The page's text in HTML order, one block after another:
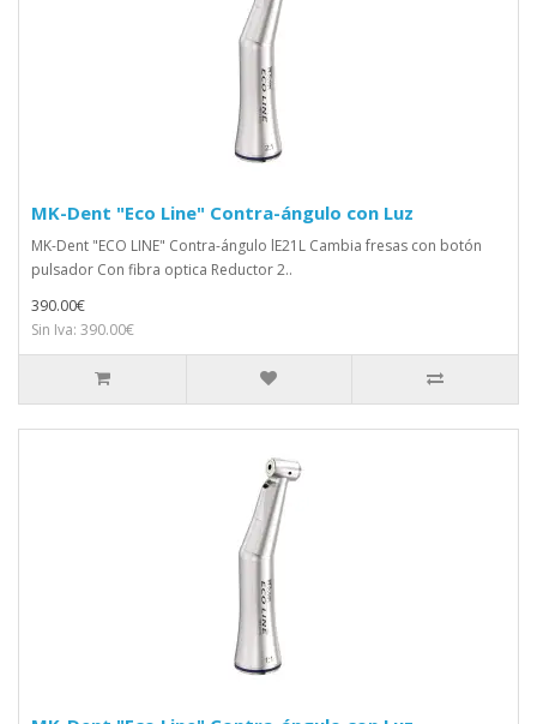
MK-Dent "Eco Line" Contra-ángulo con Luz
MK-Dent "ECO LINE" Contra-ángulo lE21L Cambia fresas con botón
pulsador Con fibra optica Reductor 2..
390.00€
Sin Iva: 390.00€